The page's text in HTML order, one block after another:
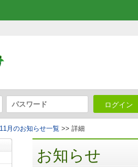
ログイン
月のお知らせ一覧 >> 詳細
お知らせ